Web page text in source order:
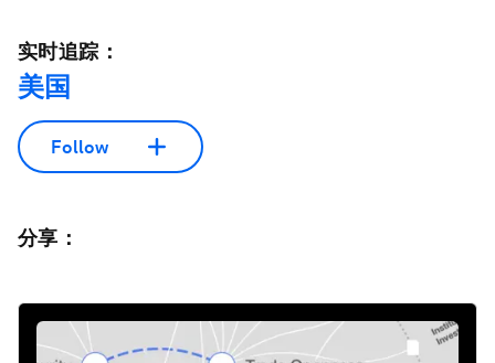
实时追踪：
美国
Follow
分享：